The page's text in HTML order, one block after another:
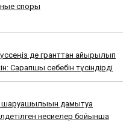
споры
де гранттан айырылып
Сарапшы себебін түсіндірді
дамытуға
несиелер бойынша